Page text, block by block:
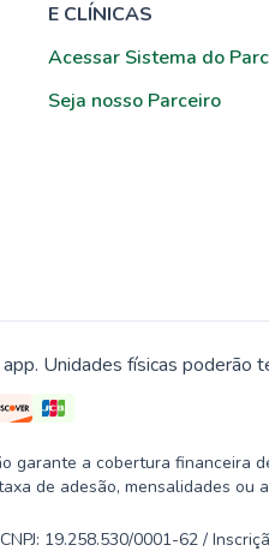
E CLÍNICAS
Acessar Sistema do
Seja nosso Parceiro
Unidades físicas poderão
garante a cobertura financeira
de adesão, mensalidades ou
19.258.530/0001-62 /